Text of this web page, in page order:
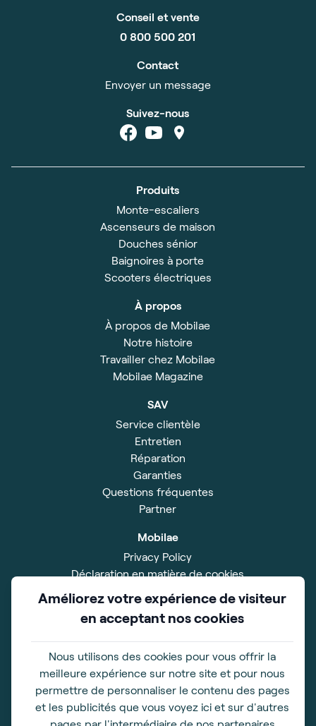
Conseil et vente
0 800 500 201
Contact
Envoyer un message
Suivez-nous
Produits
Monte-escaliers
Ascenseurs de maison
Douches sénior
Baignoires à porte
Scooters électriques
À propos
À propos de Mobilae
Notre histoire
Travailler chez Mobilae
Mobilae Magazine
SAV
Service clientèle
Entretien
Réparation
Garanties
Questions fréquentes
Partner
Mobilae
Privacy Policy
Déclaration en matière de cookies
Impressum
Conditions Générales
Salle d'exposition
89 Impasse Louis Joseph Vicat
83600 FREJUS
Horaires d'ouverture
Améliorez votre expérience de visiteur
en acceptant nos cookies
Nous utilisons des cookies pour vous offrir la
meilleure expérience sur notre site et pour nous
permettre de personnaliser le contenu des pages
et les publicités que vous voyez ici et sur d'autres